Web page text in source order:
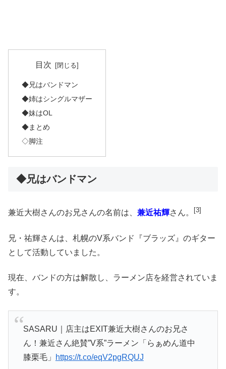
目次
◆兄はバンドマン
◆姉はシングルマザー
◆妹はOL
◆まとめ
◇脚注
◆兄はバンドマン
兼近大樹さんのお兄さんの名前は、 兼近祐輝さん。 [3]
兄・祐輝さんは、札幌のV系バンド『ブラッズ』のギター
として活動していました。
現在、バンドの方は解散し、ラーメン店を経営されていま
す。
SASARU｜店主はEXIT兼近大樹さんのお兄さ
ん！兼近さん絶賛”V系”ラーメン「らぁめん道中
膝栗毛」
https://t.co/eqV2pgRQUJ